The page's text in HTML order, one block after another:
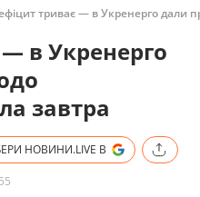
триває — в Укренерго дали
в Укренерго
завтра
НОВИНИ.LIVE В